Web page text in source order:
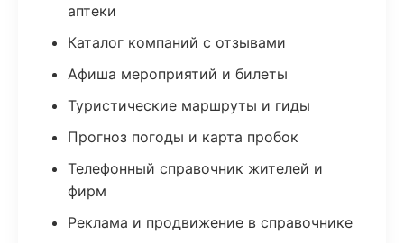
аптеки
Каталог компаний с отзывами
Афиша мероприятий и билеты
Туристические маршруты и гиды
Прогноз погоды и карта пробок
Телефонный справочник жителей и
фирм
Реклама и продвижение в справочнике